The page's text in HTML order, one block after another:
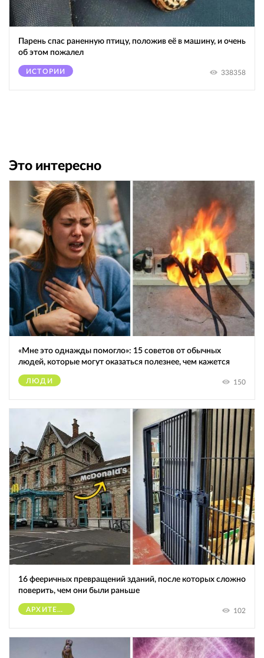
Парень спас раненную птицу, положив её в машину, и очень
об этом пожалел
ИСТОРИИ 338358
Это интересно
«Мне это однажды помогло»: 15 советов от обычных
людей, которые могут оказаться полезнее, чем кажется
ЛЮДИ 150
16 фееричных превращений зданий, после которых сложно
поверить, чем они были раньше
АРХИТЕКТУРА 102